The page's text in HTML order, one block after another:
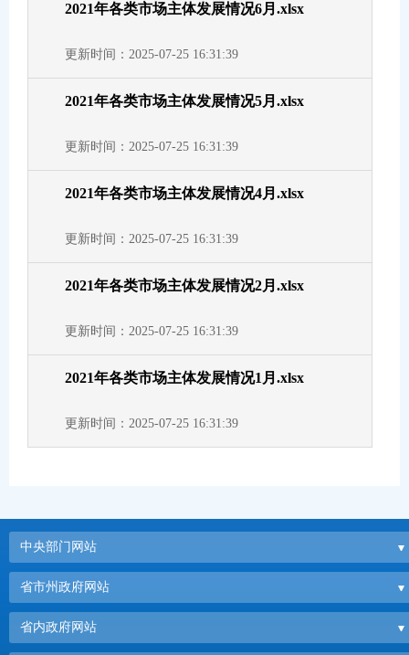
2021年各类市场主体发展情况6月.xlsx
更新时间：2025-07-25 16:31:39
2021年各类市场主体发展情况5月.xlsx
更新时间：2025-07-25 16:31:39
2021年各类市场主体发展情况4月.xlsx
更新时间：2025-07-25 16:31:39
2021年各类市场主体发展情况2月.xlsx
更新时间：2025-07-25 16:31:39
2021年各类市场主体发展情况1月.xlsx
更新时间：2025-07-25 16:31:39
中央部门网站
省市州政府网站
省内政府网站